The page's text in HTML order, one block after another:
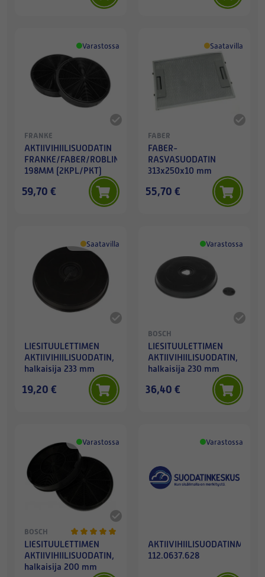
Varastossa
FRANKE
AKTIIVIHIILISUODATIN
FRANKE/FABER/ROBLIN
198MM (2KPL/PKT)
59,70 €
Saatavilla
FABER
FABER-
RASVASUODATIN
313x250x10 mm
55,70 €
Saatavilla
LIESITUULETTIMEN
AKTIIVIHIILISUODATIN,
halkaisija 233 mm
19,20 €
Varastossa
BOSCH
LIESITUULETTIMEN
AKTIIVIHIILISUODATIN,
halkaisija 230 mm
36,40 €
Varastossa
BOSCH
LIESITUULETTIMEN
AKTIIVIHIILISUODATIN,
halkaisija 200 mm
Varastossa
AKTIIVIHIILISUODATINMATTO
112.0637.628